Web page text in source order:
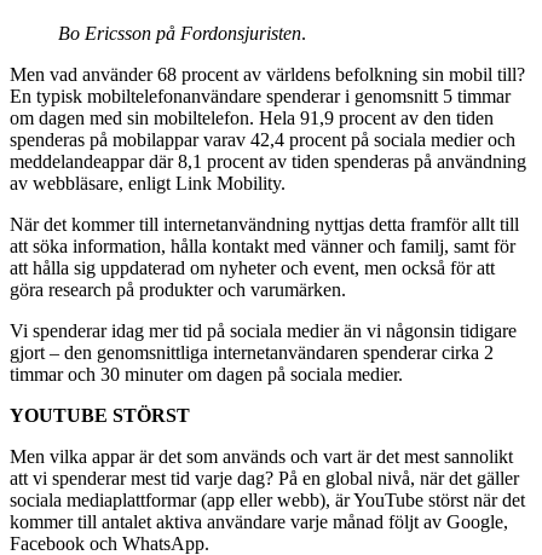
Bo Ericsson på Fordonsjuristen.
Men vad använder 68 procent av världens befolkning sin mobil till?
En typisk mobiltelefonanvändare spenderar i genomsnitt 5 timmar
om dagen med sin mobiltelefon. Hela 91,9 procent av den tiden
spenderas på mobilappar varav 42,4 procent på sociala medier och
meddelandeappar där 8,1 procent av tiden spenderas på användning
av webbläsare, enligt Link Mobility.
När det kommer till internetanvändning nyttjas detta framför allt till
att söka information, hålla kontakt med vänner och familj, samt för
att hålla sig uppdaterad om nyheter och event, men också för att
göra research på produkter och varumärken.
Vi spenderar idag mer tid på sociala medier än vi någonsin tidigare
gjort – den genomsnittliga internetanvändaren spenderar cirka 2
timmar och 30 minuter om dagen på sociala medier.
YOUTUBE STÖRST
Men vilka appar är det som används och vart är det mest sannolikt
att vi spenderar mest tid varje dag? På en global nivå, när det gäller
sociala mediaplattformar (app eller webb), är YouTube störst när det
kommer till antalet aktiva användare varje månad följt av Google,
Facebook och WhatsApp.